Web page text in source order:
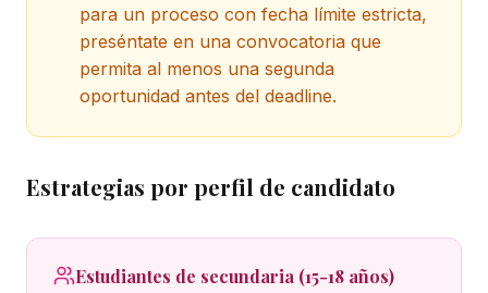
para un proceso con fecha límite estricta,
preséntate en una convocatoria que
permita al menos una segunda
oportunidad antes del deadline.
Estrategias por perfil de candidato
Estudiantes de secundaria (15-18 años)